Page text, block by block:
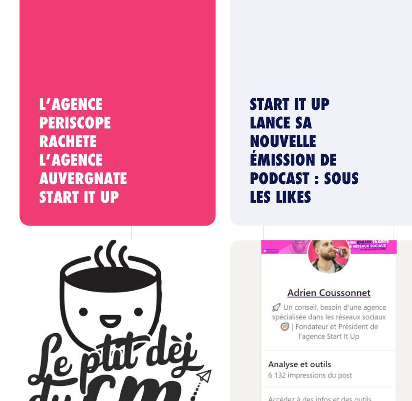
L’AGENCE
PERISCOPE
RACHETE
L’AGENCE
AUVERGNATE
START IT UP
START IT UP
LANCE SA
NOUVELLE
ÉMISSION DE
PODCAST : SOUS
LES LIKES